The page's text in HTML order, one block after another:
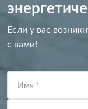
Если у вас
с вами!
Имя *